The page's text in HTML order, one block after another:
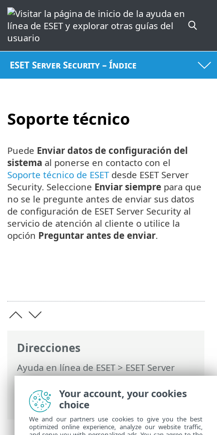
ESET Server Security – Índice
Soporte técnico
Direcciones
Ayuda en línea de ESET>ESET Server
Security>Configuración avanzada>
Configuración de las herramientas>
Diagnósticos> Soporte técnico
Puede Enviar datos de configuración del
sistema al ponerse en contacto con el
Soporte técnico de ESETdesde ESET Server
Security. Seleccione Enviar siempre para que
no se le pregunte antes de enviar sus datos
de configuración de ESET Server Security al
servicio de atención al cliente o utilice la
opción Preguntar antes de enviar.
Your account, your cookies
choice
We and our partners use cookies to give you the best
optimized online experience, analyze our website traffic,